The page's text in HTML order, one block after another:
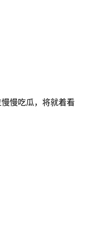
慢吃瓜，将就着看